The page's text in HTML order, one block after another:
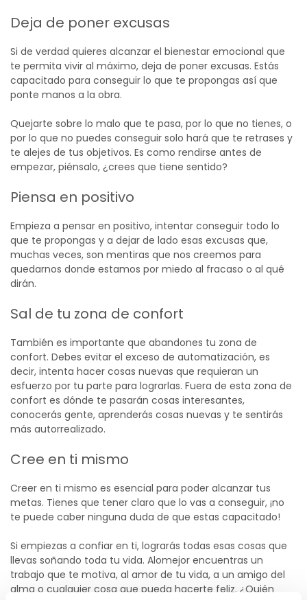
Deja de poner excusas
Si de verdad quieres alcanzar el bienestar emocional que
te permita vivir al máximo, deja de poner excusas. Estás
capacitado para conseguir lo que te propongas así que
ponte manos a la obra.
Quejarte sobre lo malo que te pasa, por lo que no tienes, o
por lo que no puedes conseguir solo hará que te retrases y
te alejes de tus objetivos. Es como rendirse antes de
empezar, piénsalo, ¿crees que tiene sentido?
Piensa en positivo
Empieza a pensar en positivo, intentar conseguir todo lo
que te propongas y a dejar de lado esas excusas que,
muchas veces, son mentiras que nos creemos para
quedarnos donde estamos por miedo al fracaso o al qué
dirán.
Sal de tu zona de confort
También es importante que abandones tu zona de
confort. Debes evitar el exceso de automatización, es
decir, intenta hacer cosas nuevas que requieran un
esfuerzo por tu parte para lograrlas. Fuera de esta zona de
confort es dónde te pasarán cosas interesantes,
conocerás gente, aprenderás cosas nuevas y te sentirás
más autorrealizado.
Cree en ti mismo
Creer en ti mismo es esencial para poder alcanzar tus
metas. Tienes que tener claro que lo vas a conseguir, ¡no
te puede caber ninguna duda de que estas capacitado!
Si empiezas a confiar en ti, lograrás todas esas cosas que
llevas soñando toda tu vida. Alomejor encuentras un
trabajo que te motiva, al amor de tu vida, a un amigo del
alma o cualquier cosa que pueda hacerte feliz. ¿Quién